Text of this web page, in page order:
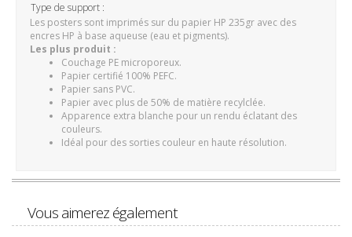
Type de support :
Les posters sont imprimés sur du papier HP 235gr avec des
encres HP à base aqueuse (eau et pigments).
Les plus produit :
Couchage PE microporeux.
Papier certifié 100% PEFC.
Papier sans PVC.
Papier avec plus de 50% de matière recylclée.
Apparence extra blanche pour un rendu éclatant des
couleurs.
Idéal pour des sorties couleur en haute résolution.
Vous aimerez également